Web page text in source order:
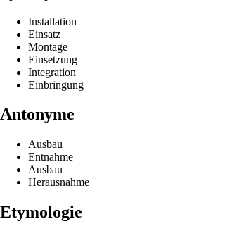
Installation
Einsatz
Montage
Einsetzung
Integration
Einbringung
Antonyme
Ausbau
Entnahme
Ausbau
Herausnahme
Etymologie